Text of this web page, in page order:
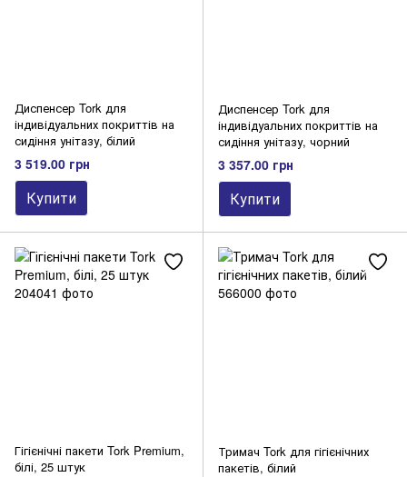
Диспенсер Tork для
індивідуальних покриттів на
сидіння унітазу, білий
3 519.00 грн
Купити
Диспенсер Tork для
індивідуальних покриттів на
сидіння унітазу, чорний
3 357.00 грн
Купити
Гігієнічні пакети Tork Premium,
білі, 25 штук
Тримач Tork для гігієнічних
пакетів, білий